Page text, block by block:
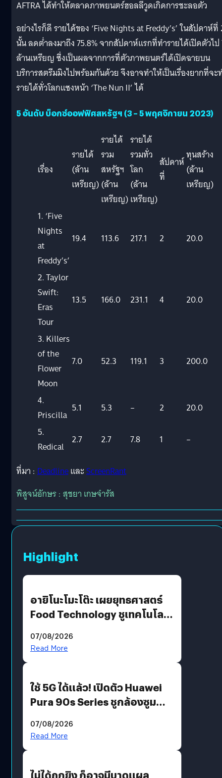
AFTRA ได้ทำให้ตลาดภาพยนตร์ฮอลลีวูดเกิดการชะลอตัว
อย่างไรก็ดี รายได้ของ ‘Five Nights at Freddy’s’ ในสัปดาห์ที่
นั้น ลดต่ำลงมาถึง 75.8% จากสัปดาห์แรกที่ทำรายได้เปิดตัวไป
ล้านเหรียญ ซึ่งเป็นผลจากการที่ตัวภาพยนตร์ได้เปิดฉายบน
บริการสตรีมมิงไปพร้อมกันด้วย จึงอาจทำให้เป็นเรื่องยากที่จะ
รายได้ทั่วโลกแซงหน้า ‘The Nun II’ ได้
5 อันดับ บ็อกซ์ออฟฟิศสหรัฐฯ (3 – 5 พฤศจิกายน 2023)
เรื่อง
รายได้
(ล้าน
เหรียญ)
รายได้
รวม
สหรัฐฯ
(ล้าน
เหรียญ)
รายได้
รวมทั่ว
โลก
(ล้าน
เหรียญ)
สัปดาห์
ที่
ทุนสร้าง
(ล้าน
เหรียญ)
1. ‘Five
Nights
at
Freddy’s’
19.4 113.6 217.1 2 20.0
2. Taylor
Swift:
Eras
Tour
13.5 166.0 231.1 4 20.0
3. Killers
of the
Flower
Moon
7.0 52.3 119.1 3 200.0
4.
Priscilla
5.1 5.3 – 2
20.0
5.
Redical
2.7 2.7 7.8 1 –
ที่มา : DeadlineและScreenRant
พิสูจน์อักษร : สุชยา เกษจำรัส
Highlight
อายิโนะโมะโต๊ะ เผยยุทธศาสตร์
Food Technology ชูเทคโนโลยี
บริโภคและ B2B
07/08/2026
Read More
ใช้ 5G ได้แล้ว! เปิดตัว Huawei
Pura 90s Series ชูกล้องซูม
07/08/2026
Read More
ไม่ได้ถูกยิง ก็อาจมีบาดแผล